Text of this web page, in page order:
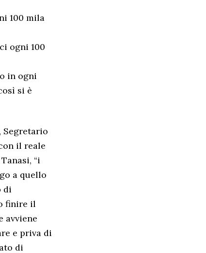
100 mila
ogni 100
in ogni
si è
Segretario
il reale
“i
a quello
di
finire il
avviene
e priva di
di